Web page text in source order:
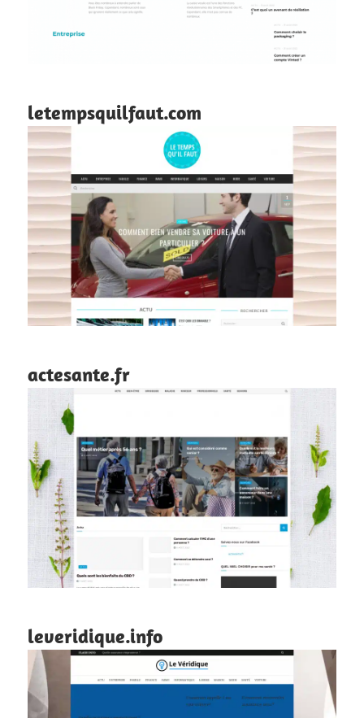
letempsquilfaut.com
actesante.fr
leveridique.info